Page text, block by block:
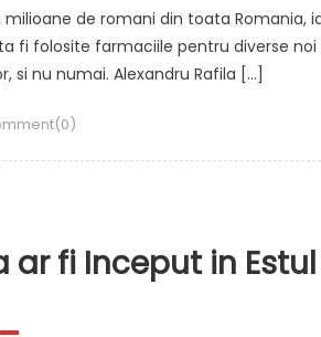
de romani din toata Romania,
fi folosite farmaciile pentru diverse noi
nu numai. Alexandru Rafila […]
ar fi Inceput in Estul